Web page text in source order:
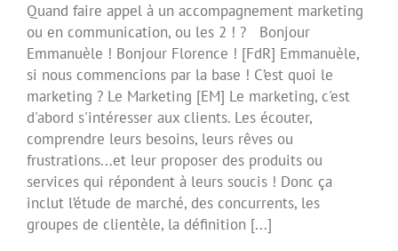
Quand faire appel à un accompagnement marketing
ou en communication, ou les 2 ! ? Bonjour
Emmanuèle ! Bonjour Florence ! [FdR] Emmanuèle,
si nous commencions par la base ! C’est quoi le
marketing ? Le Marketing [EM] Le marketing, c'est
d'abord s'intéresser aux clients. Les écouter,
comprendre leurs besoins, leurs rêves ou
frustrations...et leur proposer des produits ou
services qui répondent à leurs soucis ! Donc ça
inclut l’étude de marché, des concurrents, les
groupes de clientèle, la définition [...]